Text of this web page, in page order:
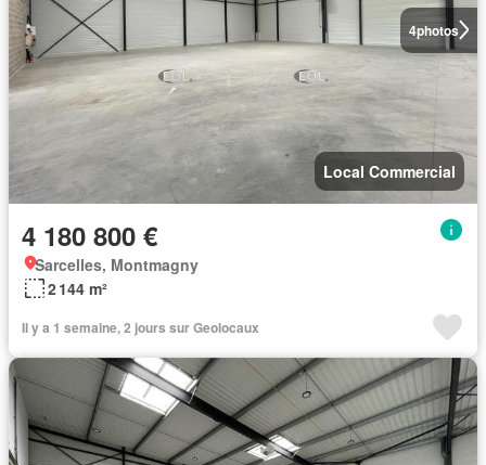
4photos
Local Commercial
4 180 800 €
Sarcelles, Montmagny
2 144 m²
Il y a 1 semaine, 2 jours sur Geolocaux